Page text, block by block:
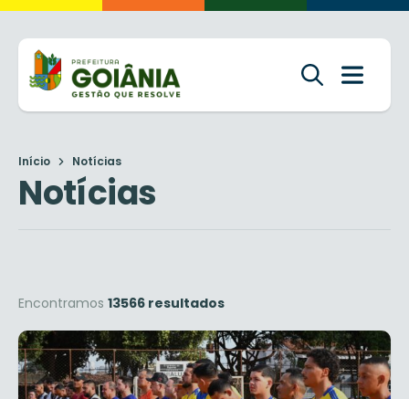
Início Notícias
Notícias
Encontramos 13566 resultados